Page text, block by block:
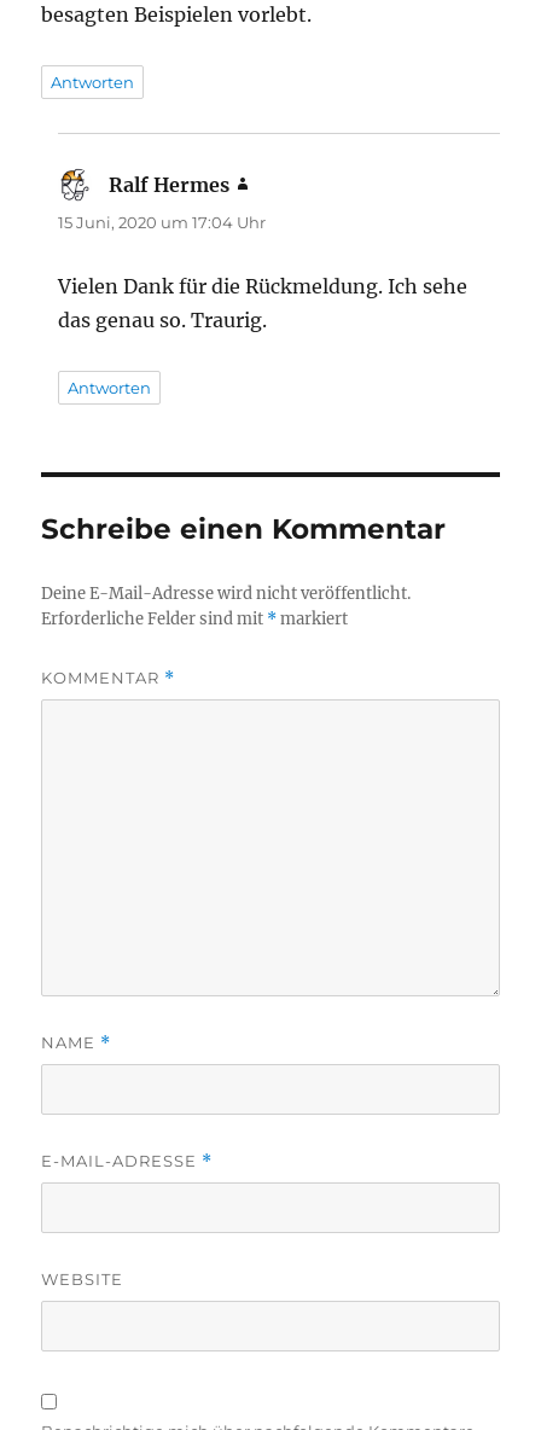
besagten Beispielen vorlebt.
Antworten
Ralf Hermes
15 Juni, 2020 um 17:04 Uhr
Vielen Dank für die Rückmeldung. Ich sehe
das genau so. Traurig.
Antworten
Schreibe einen Kommentar
Deine E-Mail-Adresse wird nicht veröffentlicht.
Erforderliche Felder sind mit *markiert
KOMMENTAR *
NAME *
E-MAIL-ADRESSE *
WEBSITE